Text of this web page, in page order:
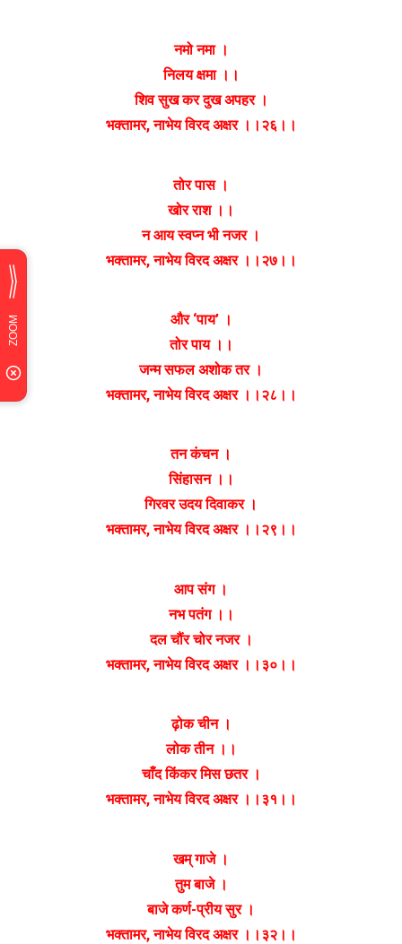
नमो नमा ।
निलय क्षमा ।।
शिव सुख कर दुख अपहर ।
भक्तामर, नाभेय विरद अक्षर ।।२६।।
तोर पास ।
खोर राश ।।
न आय स्वप्न भी नजर ।
भक्तामर, नाभेय विरद अक्षर ।।२७।।
और ‘पाय’ ।
तोर पाय ।।
जन्म सफल अशोक तर ।
भक्तामर, नाभेय विरद अक्षर ।।२८।।
तन कंचन ।
सिंहासन ।।
गिरवर उदय दिवाकर ।
भक्तामर, नाभेय विरद अक्षर ।।२९।।
आप संग ।
नभ पतंग ।‌।
दल चौंर चोर नजर ।
भक्तामर, नाभेय विरद अक्षर ।।३०।।
ढ़ोक चीन ।
लोक तीन ।।
चाँद किंकर मिस छतर ।
भक्तामर, नाभेय विरद अक्षर ।।३१।।
खम् गाजे ।
तुम बाजे ।
बाजे कर्ण-प्रीय सुर ।
भक्तामर, नाभेय विरद अक्षर ।।३२।।